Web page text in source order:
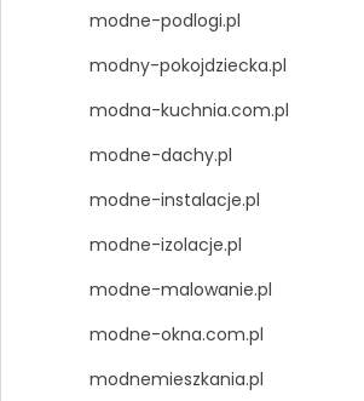
modne-podlogi.pl
modny-pokojdziecka.pl
modna-kuchnia.com.pl
modne-dachy.pl
modne-instalacje.pl
modne-izolacje.pl
modne-malowanie.pl
modne-okna.com.pl
modnemieszkania.pl